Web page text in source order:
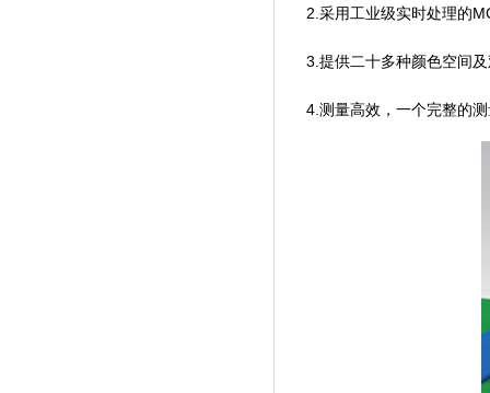
2.采用工业级实时处理
3.提供二十多种颜色空间及
4.测量高效，一个完整的